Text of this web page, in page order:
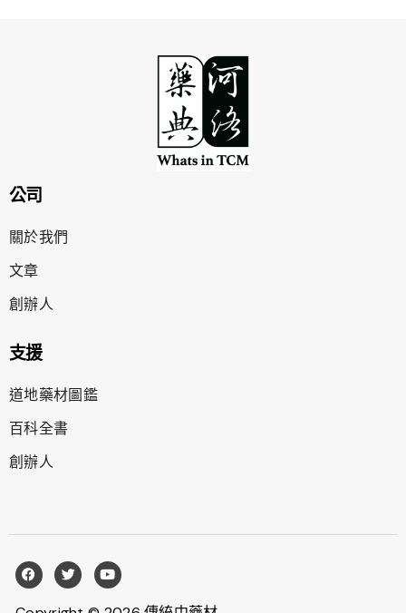
公司
關於我們
文章
創辦人
支援
道地藥材圖鑑
百科全書
創辦人